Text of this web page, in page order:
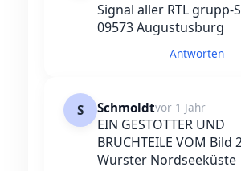
Signal aller RTL grupp-
09573 Augustusburg
Antworten
S Schmoldtvor 1 Jahr
EIN GESTOTTER UND
BRUCHTEILE VOM Bild
Wurster Nordseeküste